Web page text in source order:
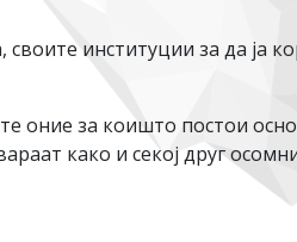
институции за да ја
оние за коишто постои
како и секој друг